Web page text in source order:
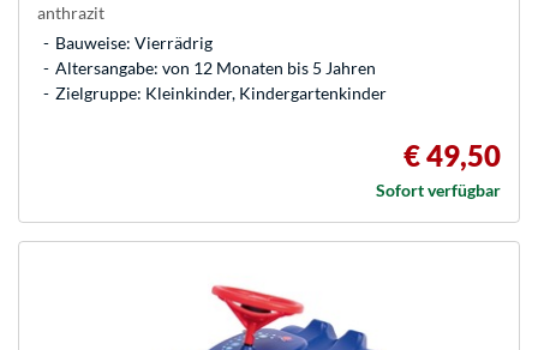
anthrazit
Bauweise: Vierrädrig
Altersangabe: von 12 Monaten bis 5 Jahren
Zielgruppe: Kleinkinder, Kindergartenkinder
€ 49,50
Sofort verfügbar